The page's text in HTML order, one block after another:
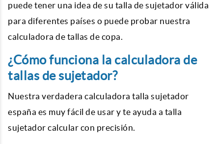
puede tener una idea de su talla de sujetador válida
para diferentes países o puede probar nuestra
calculadora de tallas de copa.
¿Cómo funciona la calculadora de
tallas de sujetador?
Nuestra verdadera calculadora talla sujetador
españa es muy fácil de usar y te ayuda a talla
sujetador calcular con precisión.